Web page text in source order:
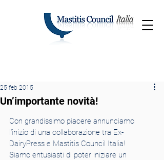
Un’importante novità!
25 feb 2015
Con grandissimo piacere annunciamo
l’inizio di una collaborazione tra Ex-
DairyPress e Mastitis Council Italia!
Siamo entusiasti di poter iniziare un